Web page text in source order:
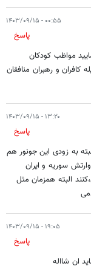
۰۰:۵۵ - ۱۴۰۳/۰۹/۱۵
پاسخ
مواظب کودکان
کافران و رهبران منافقان
۱۳:۲۰ - ۱۴۰۳/۰۹/۱۵
پاسخ
به زودی این جونور هم
سوریه و ایران
البته همزمان مثل
۱۹:۰۵ - ۱۴۰۳/۰۹/۱۵
پاسخ
ان شااله